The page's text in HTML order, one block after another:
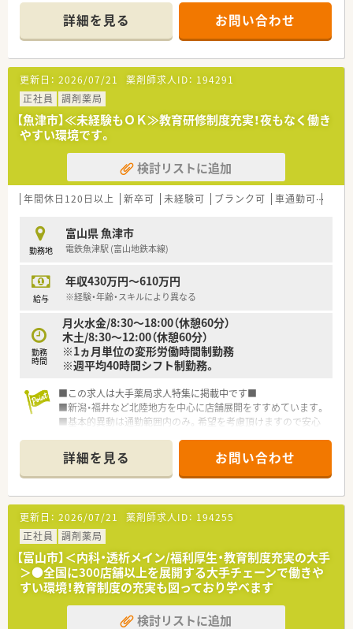
電子薬歴がございます。
■教育プログラムも整っていますので、未経験の方も安心して就
業いただけます。
＼こんな法人です／
◎地域医療に貢献し、地域の生活者に信頼される薬局を目指して
います。
◎全国に約350店舗以上を展開中！成長を続ける企業です。
◎最新システムの導入や健康フェアの開催を通じて、
患者さまとのコミュニケーションを大切にしています。
◎患者様のＱＯＬ、ＡＤＬを考慮した服薬指導、最新のＩＣＴを
導入した薬歴管理を行っています。そのために最新システムの
導入や健康フェアの開催を通じて、地域に根ざした薬局を作り上
げています。
る薬局のために取り組んでいます。
＼こんな働き方です／
患者さまの生活の質や日常動作を考慮した服薬指導を行ってい
ます。
います。
◎地域の患者さんが多く来局されています。
＼充実のシステム／
◎レセプト用コンピュータ、POSレジ、在庫管理システムを連動
させています。
◎レセプト入力と併せて在庫情報をサーバーに集約できる環境
を全店舗で展開！
◎ピッキング・散剤共に監査システムも整っています！
◎最新のＩＣＴを導入した薬歴管理を行っています。現役薬剤
師さんの負担軽減に努めてます。
◎薬剤師さんの対人業務をバックアップ！
＼研修制度／
◎地域と人を結ぶ「健康教室」を開催！
◎社外から講師を招き、地域の皆様へ予防医療の講座を実施して
います。
◎学会発表と調剤過誤防止研究会も開催しています。
◎学会発表は日々の取り組みから奨励。
◎調剤過誤防止については「研究会報」として全社共有していま
詳細を見る お問い合わせ
更新日： 2026/07/21 薬剤師求人ID： 194291
正社員
調剤薬局
【魚津市】≪未経験もＯＫ≫教育研修制度充実！夜もなく働き
やすい環境です。
検討リストに追加
年間休日120日以上 新卒可 未経験可 ブランク可 車通勤可
勤務地
富山県 魚津市
電鉄魚津駅 (富山地鉄本線)
給与
年収430万円～610万円
※経験・年齢・スキルにより異なる
勤務
時間
月火水金/8:30～18:00（休憩60分）
木土/8:30～12:00（休憩60分）
※1ヵ月単位の変形労働時間制勤務
※週平均40時間シフト制勤務。
■この求人は大手薬局求人特集に掲載中です■
■新潟・福井など北陸地方を中心に店舗展開をすすめています。
■基本的異動は通勤範囲内のみ。希望を考慮頂けますので安心
■福利厚生・教育制度も整っていますので、未経験の方でも安心
です。
■富山県内に4店舗あります。
詳細を見る お問い合わせ
更新日： 2026/07/21 薬剤師求人ID： 194255
正社員
調剤薬局
【富山市】＜内科・透析メイン/福利厚生・教育制度充実の大手
＞●全国に300店舗以上を展開する大手チェーンで働きや
すい環境！教育制度の充実も図っており学べます
検討リストに追加